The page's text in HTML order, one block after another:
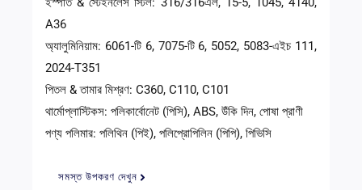
A36
অ্যালুমিনিয়াম: 6061-টি 6, 7075-টি 6, 5052, 5083-এইচ 111,
2024-T351
পিতল & তামার মিশ্রণ: C360, C110, C101
থার্মোপ্লাস্টিকস: পলিকার্বোনেট (পিসি), ABS, উঁকি দিন, পোষা প্রাণী
পণ্য পলিমার: পলিথিন (পিই), পলিপ্রোপিলিন (পিপি), পিভিসি
সমস্ত উপকরণ দেখুন